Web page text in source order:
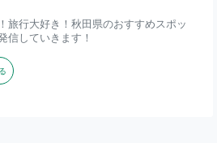
旅行大好き！秋田県のおすすめスポッ
信していきます！